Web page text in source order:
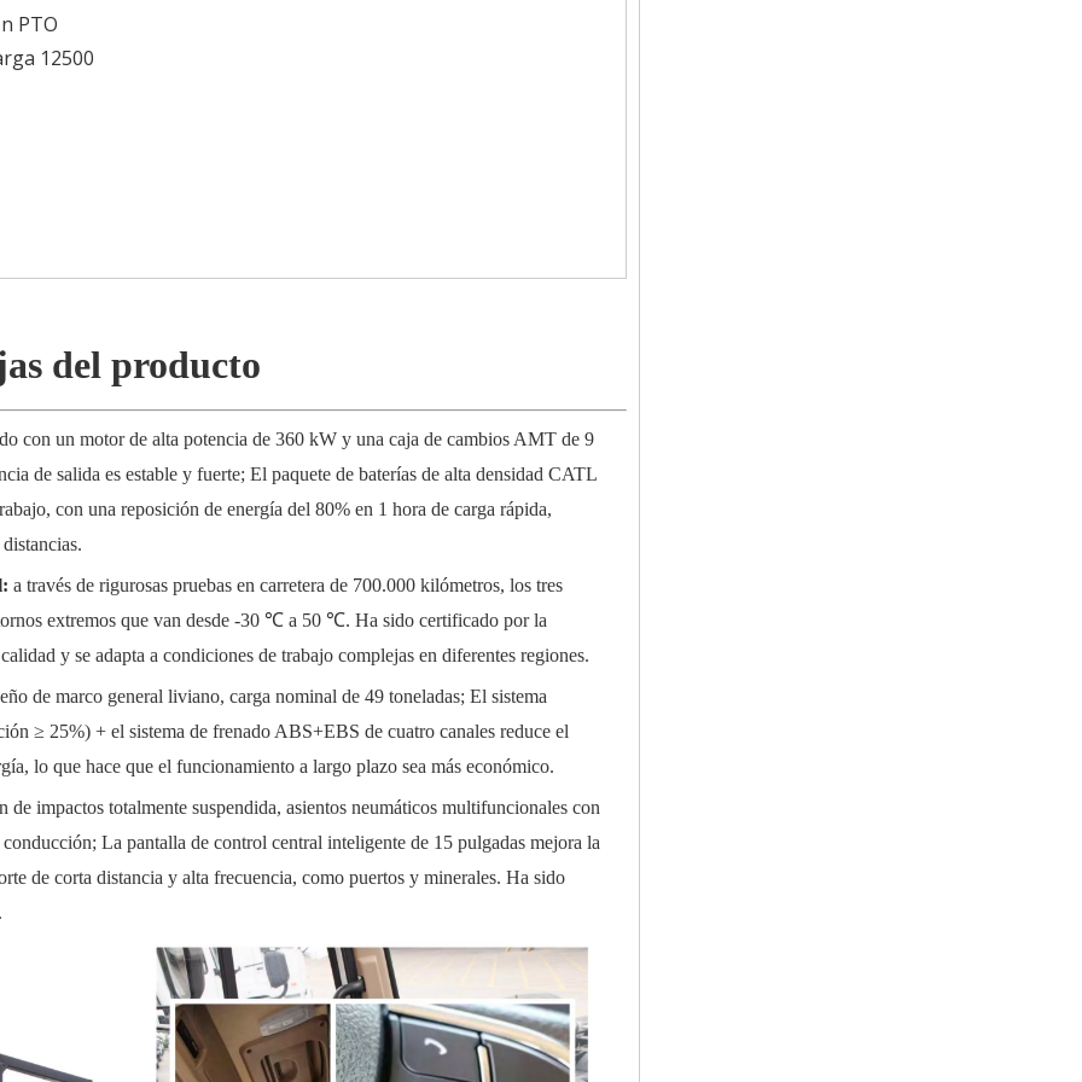
PTO
12500
del producto
con un motor de alta potencia de 360 ​​kW y una caja de cambios AMT de 9
de salida es estable y fuerte; El paquete de baterías de alta densidad CATL
con una reposición de energía del 80% en 1 hora de carga rápida,
a través de rigurosas pruebas en carretera de 700.000 kilómetros, los tres
extremos que van desde -30 ℃ a 50 ℃. Ha sido certificado por la
y se adapta a condiciones de trabajo complejas en diferentes regiones.
de marco general liviano, carga nominal de 49 toneladas; El sistema
≥ 25%) + el sistema de frenado ABS+EBS de cuatro canales reduce el
lo que hace que el funcionamiento a largo plazo sea más económico.
de impactos totalmente suspendida, asientos neumáticos multifuncionales con
La pantalla de control central inteligente de 15 pulgadas mejora la
de corta distancia y alta frecuencia, como puertos y minerales. Ha sido